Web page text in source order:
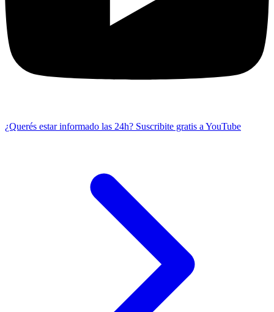
¿Querés estar informado las 24h? Suscribite gratis a YouTube